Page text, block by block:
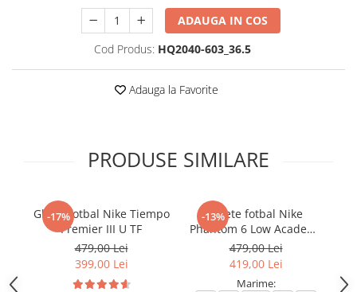
ADAUGA IN COS
Cod Produs: HQ2040-603_36.5
Adauga la Favorite
PRODUSE SIMILARE
-17%
Ghete fotbal Nike Tiempo
Premier III U TF
479,00 Lei
399,00 Lei
-13%
Ghete fotbal Nike
Phantom 6 Low Academy
TF NU3
479,00 Lei
419,00 Lei
Marime: